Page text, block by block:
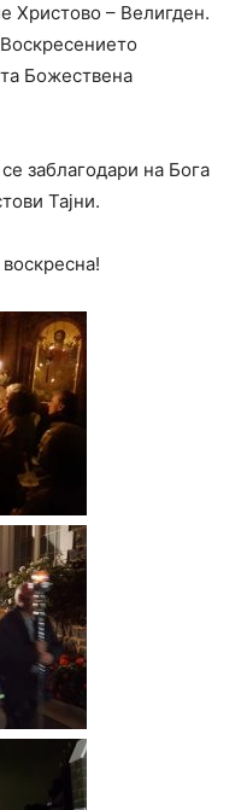
Христово – Велигден.
Божествена
заблагодари на Бога
Тајни.